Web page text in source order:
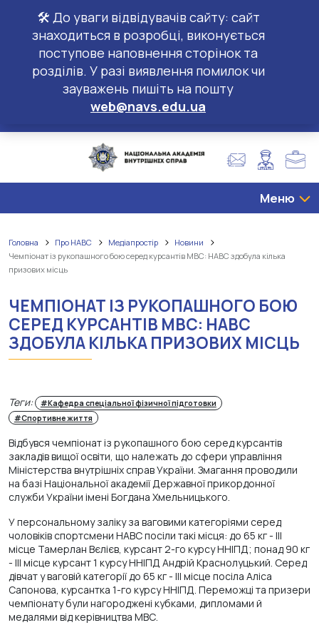
🛠️ До уваги відвідувачів сайту: сайт
знаходиться в розробці, виконується
поступове наповнення сторінок та
розділів. У разі виявлення помилок чи
зауважень пишіть на пошту
web@navs.edu.ua
Меню
Головна Про НАВС Медіапростір
Новини
Чемпіонат із рукопашного бою серед курсантів МВС: НАВС здобула кілька
призових місць
ЧЕМПІОНАТ ІЗ РУКОПАШНОГО БОЮ
СЕРЕД КУРСАНТІВ МВС: НАВС
ЗДОБУЛА КІЛЬКА ПРИЗОВИХ МІСЦЬ
Теги:
#Кафедра спеціальної фізичної підготовки
#Спортивне життя
Відбувся чемпіонат із рукопашного бою серед курсантів
закладів вищої освіти, що належать до сфери управління
Міністерства внутрішніх справ України. Змагання проводили
на базі Національної академії Державної прикордонної
служби України імені Богдана Хмельницького.
У персональному заліку за ваговими категоріями серед
чоловіків спортсмени НАВС посіли такі місця: до 65 кг - ІІІ
місце Тамерлан Вєлієв, курсант 2-го курсу ННІПД; понад 90 кг
- ІІІ місце курсант 1 курсу ННІПД Андрій Краснолуцький. Серед
дівчат у ваговій категорії до 65 кг - ІІІ місце посіла Аліса
Сапонова, курсантка 1-го курсу ННІПД. Переможці та призери
чемпіонату були нагороджені кубками, дипломами й
медалями від керівництва МВС.